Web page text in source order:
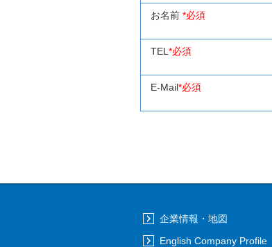
お名前 *必須
TEL *必須
E-Mail*必須
企業情報・地図
English Company Profile